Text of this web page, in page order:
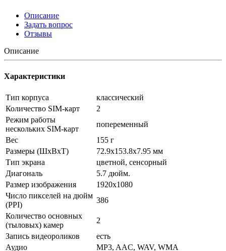
Описание
Задать вопрос
Отзывы
Описание
Характеристики
Тип корпуса
классический
Количество SIM-карт
2
Режим работы
нескольких SIM-карт
попеременный
Вес
155 г
Размеры (ШxВxТ)
72.9x153.8x7.95 мм
Тип экрана
цветной, сенсорный
Диагональ
5.7 дюйм.
Размер изображения
1920x1080
Число пикселей на дюйм
(PPI)
386
Количество основных
(тыловых) камер
2
Запись видеороликов
есть
Аудио
MP3, AAC, WAV, WMA